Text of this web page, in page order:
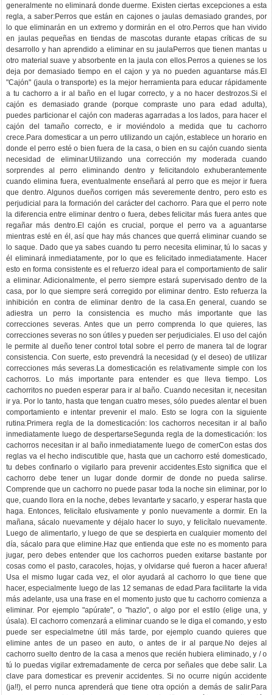
generalmente no eliminará donde duerme. Existen ciertas excepciones a esta
regla, a saber:Perros que están en cajones o jaulas demasiado grandes, por
lo que eliminarán en un extremo y dormirán en el otro.Perros que han vivido
en jaulas pequeñas en tiendas de mascotas durante etapas críticas de su
desarrollo y han aprendido a eliminar en su jaulaPerros que tienen mantas u
otro material suave y absorbente en la jaula con ellos.Perros a quienes se los
deja por demasiado tiempo en el cajon y ya no pueden aguantarse más.El
"Cajón" (jaula o transporte) es la mejor herramienta para educar rápidamente
a tu cachorro a ir al baño en el lugar correcto, y a no hacer destrozos.Si el
cajón es demasiado grande (porque compraste uno para edad adulta),
puedes particionar el cajón con maderas agarradas a los lados, para hacer el
cajón del tamaño correcto, e ir moviéndolo a medida que tu cachorro
crece.Para domesticar a un perro utilizando un cajón, establece un horario en
donde el perro esté o bien fuera de la casa, o bien en su cajón cuando sienta
necesidad de eliminar.Utilizando una corrección my moderada cuando
sorprendes al perro eliminando dentro y felicitandolo exhuberantemente
cuando elimina fuera, eventualmente enseñará al perro que es mejor ir fuera
que dentro. Algunos dueños corrigen más severemente dentro, pero esto es
perjudicial para la formación del carácter del cachorro. Para que el perro note
la diferencia entre eliminar dentro o fuera, debes felicitar más fuera antes que
regañar más dentro.El cajón es crucial, porque el perro va a aguantarse
mientras esté en él, así que hay más chances que querrá eliminar cuando se
lo saque. Dado que ya sabes cuando tu perro necesita eliminar, tú lo sacas y
él eliminará inmediatamente, por lo que es felicitado inmediatamente. Hacer
esto en forma consistente es el refuerzo ideal para el comportamiento de salir
a eliminar. Adicionalmente, el perro siempre estará supervisado dentro de la
casa, por lo que siempre será corregido por eliminar dentro. Esto refuerza la
inhibición en contra de eliminar dentro de la casa.En general, cuando se
adiestra un perro la consistencia es mucho más importante que las
correcciones severas. Antes que un perro comprenda lo que quieres, las
correcciones severas no son útiles y pueden ser perjudiciales. El uso del cajón
le permite al dueño tener control total sobre el perro de manera tal de lograr
consistencia. Con suerte, esto prevendrá la necesidad (y el deseo) de utilizar
correcciones más severas.La domesticación es relativamente simple con los
cachorros. Lo más importante para entender es que lleva tiempo. Los
cachorritos no pueden esperar para ir al baño. Cuando necesitan ir, necesitan
ir ya. Por lo tanto, hasta que tengan cuatro meses, sólo puedes alentar el buen
comportamiento e intentar prevenir el malo. Esto se logra con la siguiente
rutina:Primera regla de la domesticación: los cachorros necesitan ir al baño
inmediatamente luego de despertarseSegunda regla de la domesticación: los
cachorros necesitan ir al baño inmediatamente luego de comerCon estas dos
reglas va el hecho indiscutible que, hasta que un cachorro esté domesticado,
tu debes confinarlo o vigilarlo para prevenir accidentes.Esto significa que el
cachorro debe tener un lugar donde dormir de donde no pueda salirse.
Comprende que un cachorro no puede pasar toda la noche sin eliminar, por lo
que, cuando llora en la noche, debes levantarte y sacarlo, y esperar hasta que
haga. Entonces, felicítalo efusivamente y ponlo nuevamente a dormir. En la
mañana, sácalo nuevamente y déjalo hacer lo suyo, y felicítalo nuevamente.
Luego de alimentarlo, y luego de que se despierta en cualquier momento del
día, sácalo para que elimine.Haz que entienda que este no es momento para
jugar, pero debes entender que los cachorros pueden exitarse bastante por
cosas como el pasto, caracoles, hojas, y olvidarse qué fueron a hacer afuera!
Usa el mismo lugar cada vez, el olor ayudará al cachorro lo que tiene que
hacer, especialmente luego de las 12 semanas de edad.Para facilitarte la vida
más adelante, usa una frase en el momento justo que tu cachorro comienza a
eliminar. Por ejemplo "apúrate", o "hazlo", o algo por el estilo (elige una, y
úsala). El cachorro comenzará a eliminar cuando se le diga el comando, y esto
puede ser especialmetne útil más tarde, por ejemplo cuando quieres que
elimine antes de un paseo en auto, o antes de ir al parque.No dejes al
cachorro suelto dentro de la casa a menos que recién hubiera eliminado, y / o
tú lo puedas vigilar extremadamente de cerca por señales que debe salir. La
clave para domesticar es prevenir accidentes. Si no ocurre nigún accidente
(ja!!), el perro nunca aprenderá que tiene otra opción a demás de salir.Para